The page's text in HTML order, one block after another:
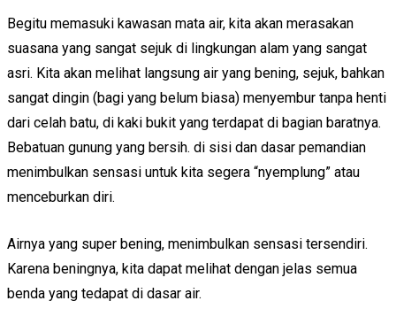
Begitu memasuki kawasan mata air, kita akan merasakan
suasana yang sangat sejuk di lingkungan alam yang sangat
asri. Kita akan melihat langsung air yang bening, sejuk, bahkan
sangat dingin (bagi yang belum biasa) menyembur tanpa henti
dari celah batu, di kaki bukit yang terdapat di bagian baratnya.
Bebatuan gunung yang bersih. di sisi dan dasar pemandian
menimbulkan sensasi untuk kita segera “nyemplung” atau
menceburkan diri.
Airnya yang super bening, menimbulkan sensasi tersendiri.
Karena beningnya, kita dapat melihat dengan jelas semua
benda yang tedapat di dasar air.